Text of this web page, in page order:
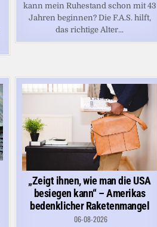
kann mein Ruhestand schon mit 43
Jahren beginnen? Die F.A.S. hilft,
das richtige Alter...
„Zeigt ihnen, wie man die USA
besiegen kann“ – Amerikas
bedenklicher Raketenmangel
06-08-2026